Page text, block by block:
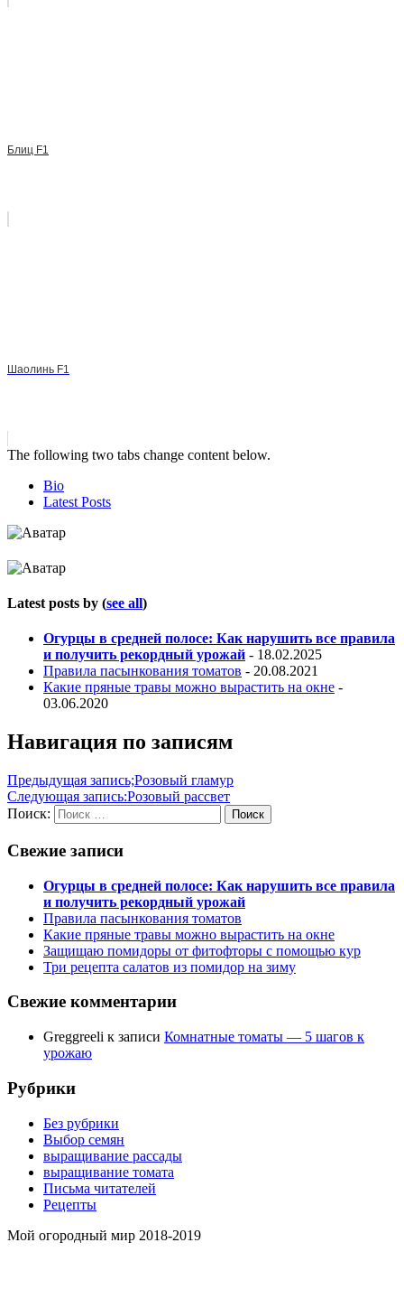
Блиц F1
Шаолинь F1
The following two tabs change content below.
Bio
Latest Posts
Latest posts by (see all)
Огурцы в средней полосе: Как нарушить все правила
и получить рекордный урожай - 18.02.2025
Правила пасынкования томатов - 20.08.2021
Какие пряные травы можно вырастить на окне -
03.06.2020
Навигация по записям
Предыдущая запись;Розовый гламур
Следующая запись:Розовый рассвет
Поиск:
Поиск
Свежие записи
Огурцы в средней полосе: Как нарушить все правила
и получить рекордный урожай
Правила пасынкования томатов
Какие пряные травы можно вырастить на окне
Защищаю помидоры от фитофторы с помощью кур
Три рецепта салатов из помидор на зиму
Свежие комментарии
Greggreeli к записи Комнатные томаты — 5 шагов к
урожаю
Рубрики
Без рубрики
Выбор семян
выращивание рассады
выращивание томата
Письма читателей
Рецепты
Мой огородный мир 2018-2019